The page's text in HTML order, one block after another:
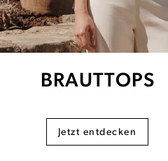
BRAUTTOPS
Jetzt entdecken